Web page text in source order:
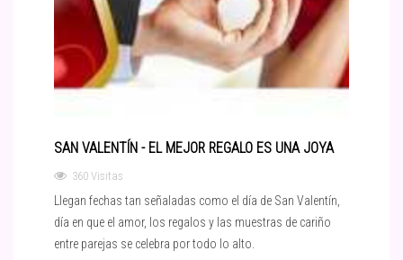
SAN VALENTÍN - EL MEJOR REGALO ES UNA JOYA
360 Visitas
Llegan fechas tan señaladas como el día de San Valentín,
día en que el amor, los regalos y las muestras de cariño
entre parejas se celebra por todo lo alto.